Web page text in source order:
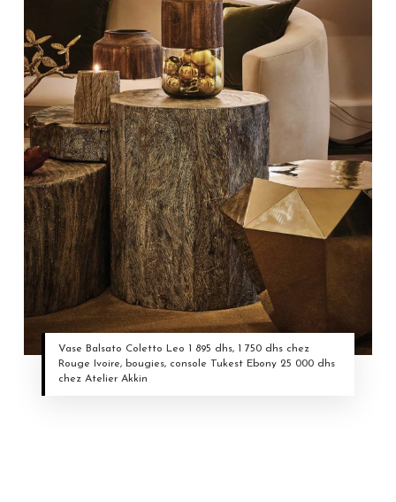
Vase Balsato Coletto Leo 1 895 dhs, 1 750 dhs chez
Rouge Ivoire, bougies, console Tukest Ebony 25 000 dhs
chez Atelier Akkin